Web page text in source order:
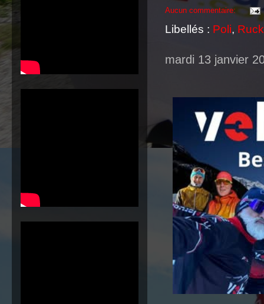
Aucun commentaire:
Libellés : Poli,
mardi 13 janvier